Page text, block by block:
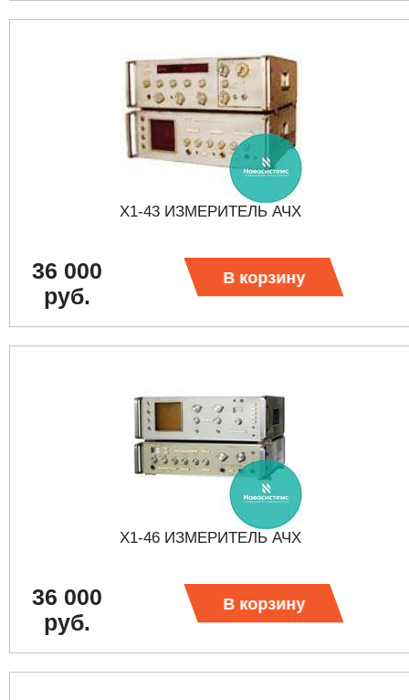
Х1-43 ИЗМЕРИТЕЛЬ АЧХ
36 000
руб.
В корзину
Х1-46 ИЗМЕРИТЕЛЬ АЧХ
36 000
руб.
В корзину